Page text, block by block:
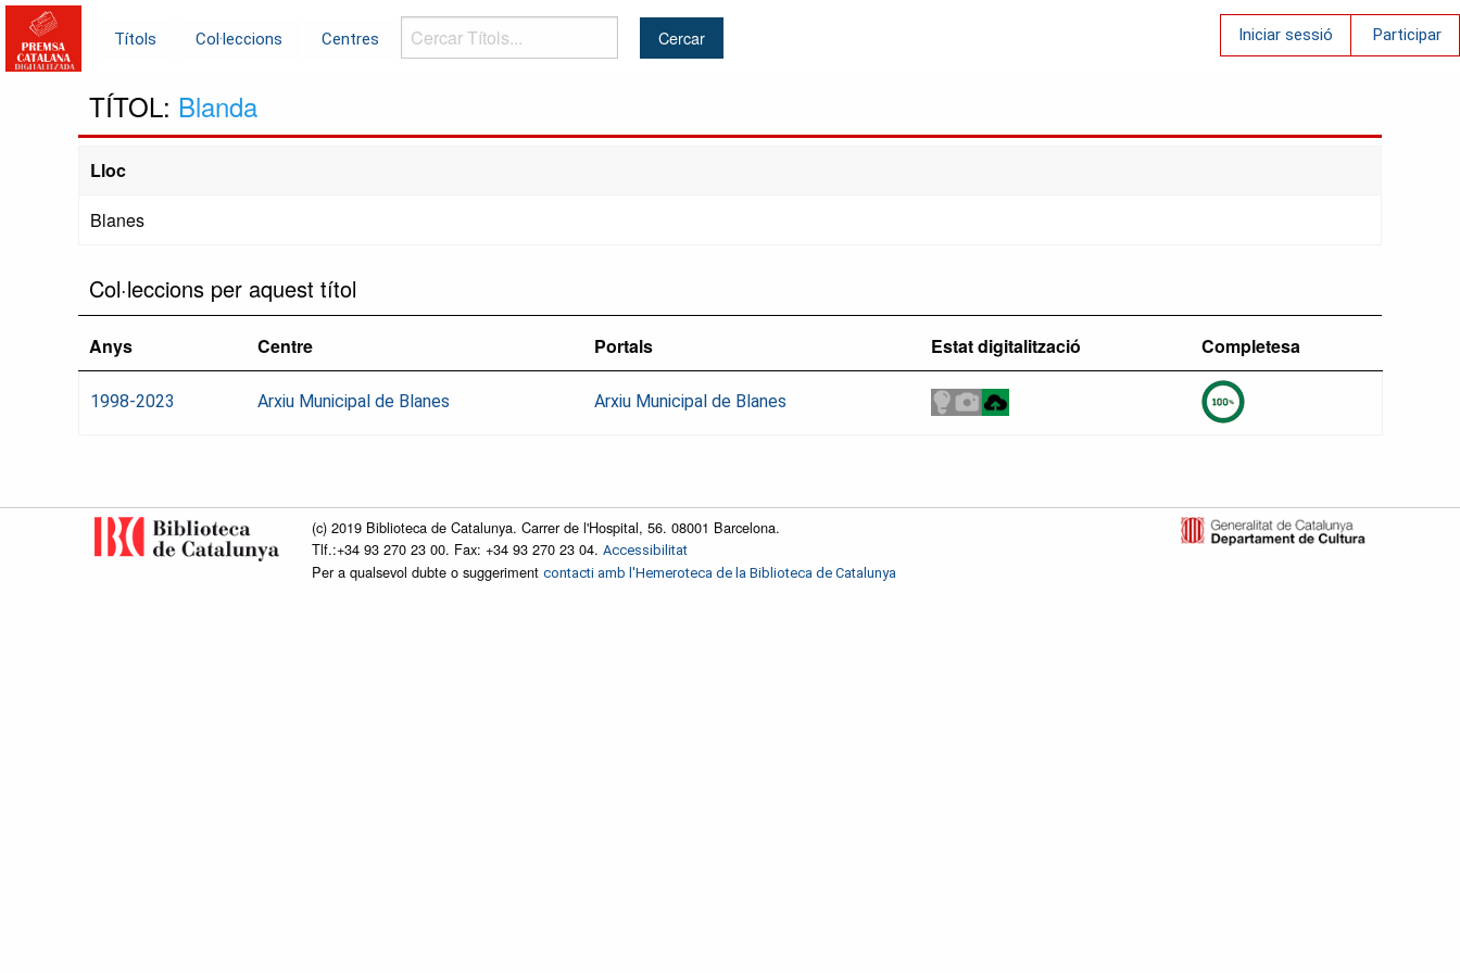
Títols Col·leccions Centres
Cercar
Títols...
Iniciar sessió Participar
TÍTOL: Blanda
Lloc
Blanes
Col·leccions per aquest títol
Anys Centre Portals Estat digitalització Completesa
1998-2023 Arxiu Municipal de Blanes Arxiu Municipal de Blanes
(c) 2019 Biblioteca de Catalunya. Carrer de l'Hospital, 56. 08001 Barcelona.
Tlf.:+34 93 270 23 00. Fax: +34 93 270 23 04. Accessibilitat
Per a qualsevol dubte o suggeriment contacti amb l'Hemeroteca de la Biblioteca de Catalunya